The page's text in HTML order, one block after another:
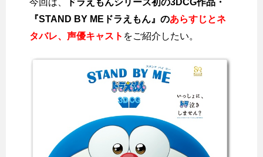
今回は、
ドラえもんシリーズ初の3DCG作品・
『STAND BY MEドラえもん』のあらすじとネ
タバレ、声優キャスト をご紹介したい。